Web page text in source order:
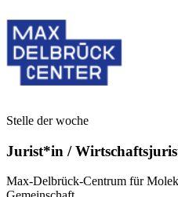
Stelle der woche
Jurist*in /
Max-Delbrück-Centrum für